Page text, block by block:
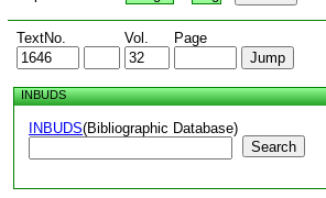
TextNo. Vol. Page
INBUDS
INBUDS(Bibliographic Database)
Search